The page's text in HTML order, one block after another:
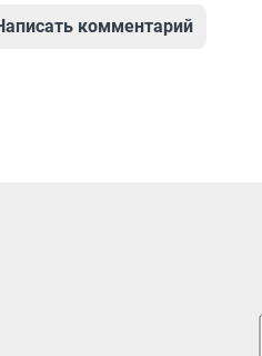
комментарий